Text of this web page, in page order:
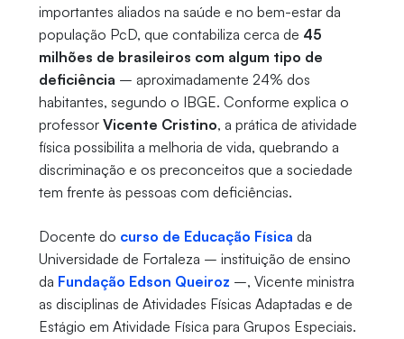
importantes aliados na saúde e no bem-estar da
população PcD, que contabiliza cerca de 45
milhões de brasileiros com algum tipo de
deficiência – aproximadamente 24% dos
habitantes, segundo o IBGE. Conforme explica o
professor Vicente Cristino, a prática de atividade
física possibilita a melhoria de vida, quebrando a
discriminação e os preconceitos que a sociedade
tem frente às pessoas com deficiências.
Docente do curso de Educação Física da
Universidade de Fortaleza – instituição de ensino
da Fundação Edson Queiroz –, Vicente ministra
as disciplinas de Atividades Físicas Adaptadas e de
Estágio em Atividade Física para Grupos Especiais.